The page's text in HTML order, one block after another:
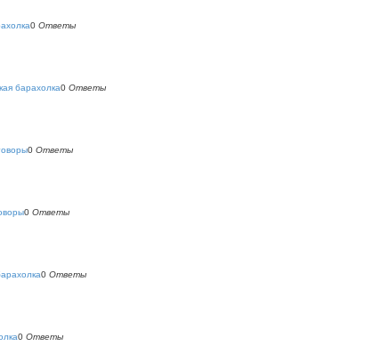
0 Ответы
барахолка0 Ответы
0 Ответы
0 Ответы
0 Ответы
0 Ответы